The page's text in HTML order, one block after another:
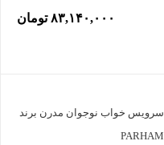
۸۳,۱۴۰,۰۰۰ تومان
سرویس خواب نوجوان مدرن برند
PARHAM